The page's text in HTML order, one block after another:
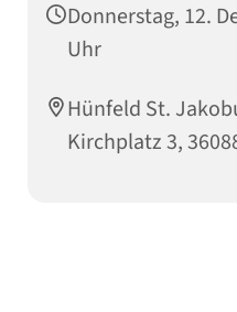
Donnerstag, 12.
Uhr
Hünfeld St.
Kirchplatz 3,